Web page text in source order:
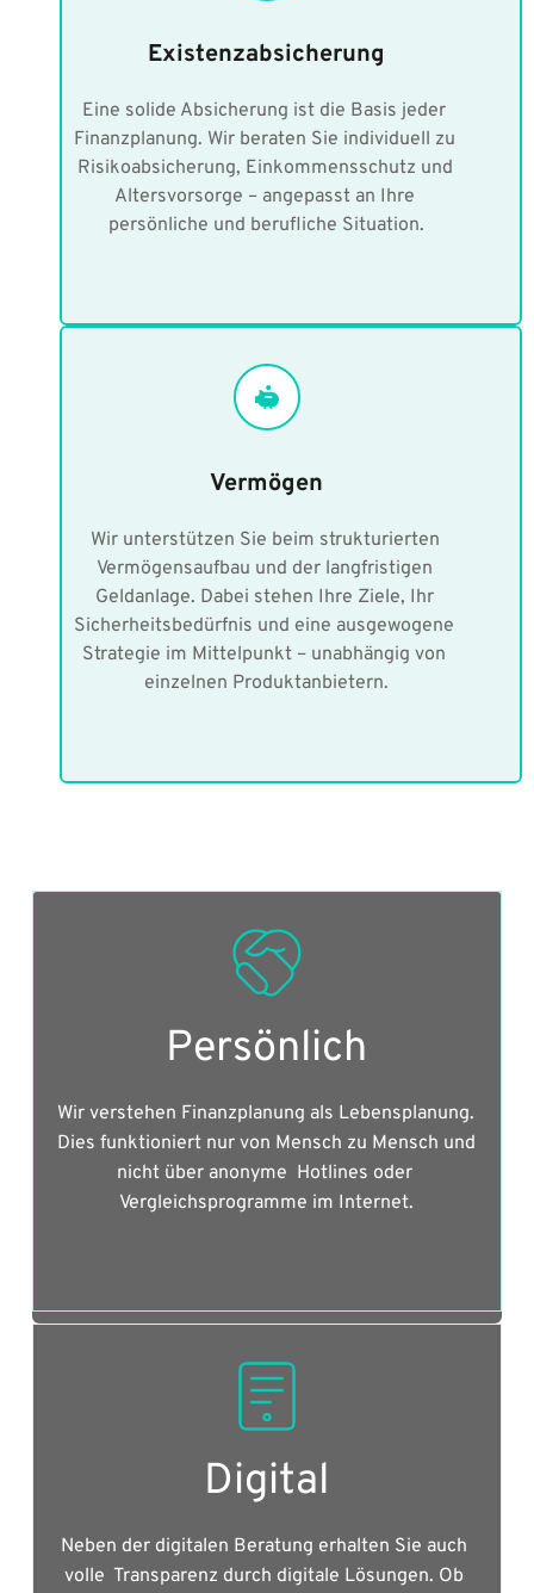
Existenzabsicherung
Eine solide Absicherung ist die Basis jeder
Finanzplanung. Wir beraten Sie individuell zu
Risikoabsicherung, Einkommensschutz und
Altersvorsorge – angepasst an Ihre
persönliche und berufliche Situation.
Vermögen
Wir unterstützen Sie beim strukturierten
Vermögensaufbau und der langfristigen
Geldanlage. Dabei stehen Ihre Ziele, Ihr
Sicherheitsbedürfnis und eine ausgewogene
Strategie im Mittelpunkt – unabhängig von
einzelnen Produktanbietern.
Persönlich
Wir verstehen Finanzplanung als Lebensplanung.
Dies funktioniert nur von Mensch zu Mensch und
nicht über anonyme  Hotlines oder
Vergleichsprogramme im Internet.
Digital
Neben der digitalen Beratung erhalten Sie auch
volle  Transparenz durch digitale Lösungen. Ob